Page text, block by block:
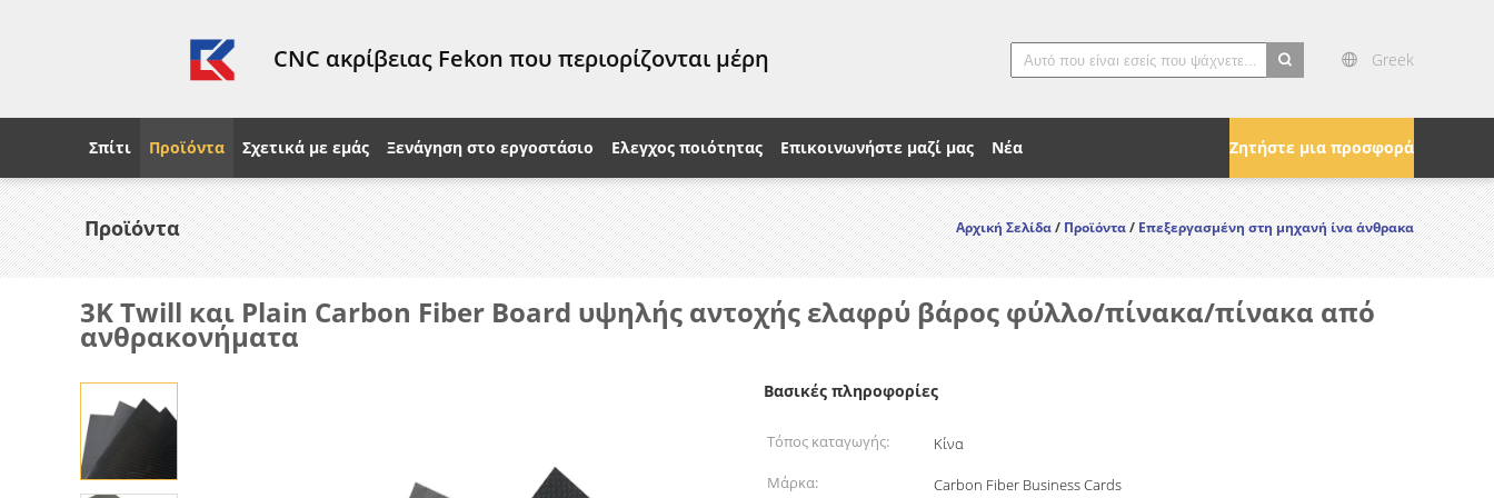
CNC ακρίβειας Fekon που περιορίζονται μέρη Greek
Ζητήστε μια προσφορά
Σπίτι Προϊόντα Σχετικά με εμάς Ξενάγηση στο εργοστάσιο Ελεγχος ποιότητας Επικοινωνήστε μαζί μας Νέα
Προϊόντα Αρχική Σελίδα/Προϊόντα/Επεξεργασμένη στη μηχανή ίνα άνθρακα
3K Twill και Plain Carbon Fiber Board υψηλής αντοχής ελαφρύ βάρος φύλλο/πίνακα/πίνακα από
ανθρακονήματα
Βασικές πληροφορίες
Τόπος καταγωγής:
Κίνα
Μάρκα:
Carbon Fiber Business Cards